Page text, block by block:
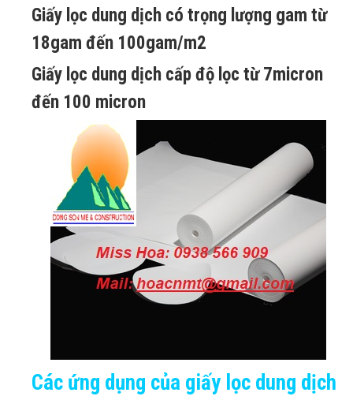
Giấy lọc dung dịch có trọng lượng gam từ
18gam đến 100gam/m2
Giấy lọc dung dịch cấp độ lọc từ 7micron
đến 100 micron
Các ứng dụng của giấy lọc dung dịch